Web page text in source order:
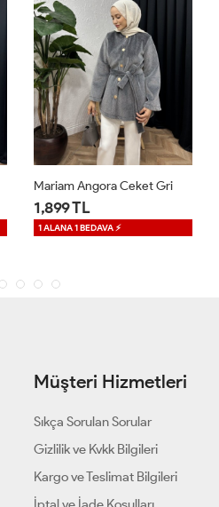
Sarah Kaşe Panço Acı Kahve
1,899 TL
1 ALANA 1 BEDAVA ⚡
Müşteri Hizmetleri
Sıkça Sorulan Sorular
Gizlilik ve Kvkk Bilgileri
Kargo ve Teslimat Bilgileri